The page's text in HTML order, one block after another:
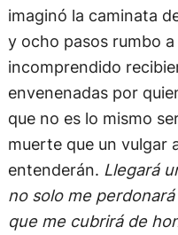
imaginó la caminata
y ocho pasos rumbo
incomprendido
envenenadas por
que no es lo mismo
muerte que un vulgar
entenderán. Llegará
no solo me perdonará
que me cubrirá de